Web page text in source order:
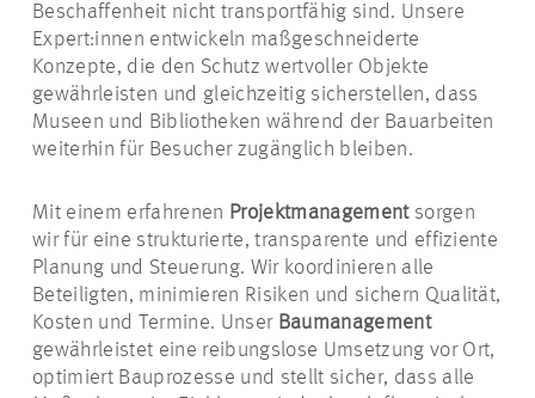
Beschaffenheit nicht transportfähig sind. Unsere
Expert:innen entwickeln maßgeschneiderte
Konzepte, die den Schutz wertvoller Objekte
gewährleisten und gleichzeitig sicherstellen, dass
Museen und Bibliotheken während der Bauarbeiten
weiterhin für Besucher zugänglich bleiben.
Mit einem erfahrenen Projektmanagementsorgen
wir für eine strukturierte, transparente und effiziente
Planung und Steuerung. Wir koordinieren alle
Beteiligten, minimieren Risiken und sichern Qualität,
Kosten und Termine. Unser Baumanagement
gewährleistet eine reibungslose Umsetzung vor Ort,
optimiert Bauprozesse und stellt sicher, dass alle